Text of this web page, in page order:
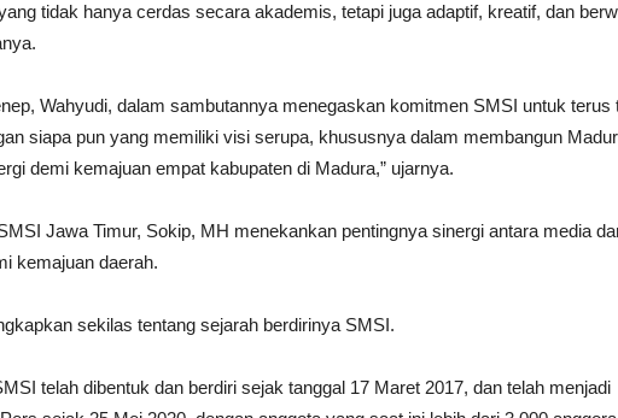
tidak hanya cerdas secara akademis, tetapi juga adaptif, kreatif, dan
Wahyudi, dalam sambutannya menegaskan komitmen SMSI untuk terus
siapa pun yang memiliki visi serupa, khususnya dalam membangun
demi kemajuan empat kabupaten di Madura,” ujarnya.
Jawa Timur, Sokip, MH menekankan pentingnya sinergi antara media
kemajuan daerah.
sekilas tentang sejarah berdirinya SMSI.
telah dibentuk dan berdiri sejak tanggal 17 Maret 2017, dan telah menjadi